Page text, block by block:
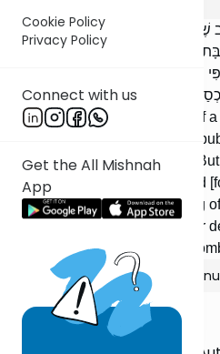
Cookie Policy
Privacy Policy
Connect with us
Get the All Mishnah
App
שֶׁהוּא קָמוּר אַרְבַּע אַמּוֹת בִּרְשׁוּת
וַחֲכָמִים אוֹמְרִים: אֲפִלּוּ גַג אוֹ
אֲבָל שׁוֹפֵךְ מִגַּג לְגַג,
מִצְטָרְפִין לְאַרְבַּע אַמּוֹת:
R’ Eliezer ben Yaakov says: If
covered for four cubits in the
water into it on the Sabbath.
runs along] a roof or courtyard
may not pour into the opening
from roof to roof and the water
courtyard and a colonnade
Show
Suggestions